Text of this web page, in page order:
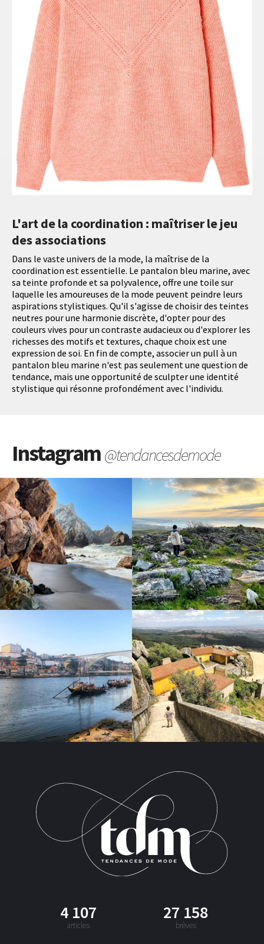
L'art de la coordination : maîtriser le jeu
des associations
Dans le vaste univers de la mode, la maîtrise de la
coordination est essentielle. Le pantalon bleu marine, avec
sa teinte profonde et sa polyvalence, offre une toile sur
laquelle les amoureuses de la mode peuvent peindre leurs
aspirations stylistiques. Qu'il s'agisse de choisir des teintes
neutres pour une harmonie discrète, d'opter pour des
couleurs vives pour un contraste audacieux ou d'explorer les
richesses des motifs et textures, chaque choix est une
expression de soi. En fin de compte, associer un pull à un
pantalon bleu marine n'est pas seulement une question de
tendance, mais une opportunité de sculpter une identité
stylistique qui résonne profondément avec l'individu.
Instagram@tendancesdemode
4 107
articles
27 158
brèves